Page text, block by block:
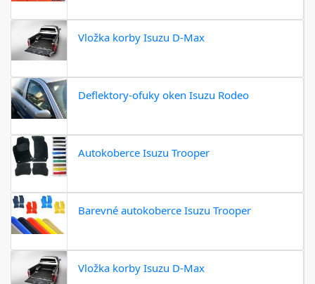
Vložka korby Isuzu D-Max
Deflektory-ofuky oken Isuzu Rodeo
Autokoberce Isuzu Trooper
Barevné autokoberce Isuzu Trooper
Vložka korby Isuzu D-Max